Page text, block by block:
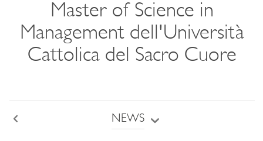
Master of Science in
Management dell'Università
Cattolica del Sacro Cuore
NEWS